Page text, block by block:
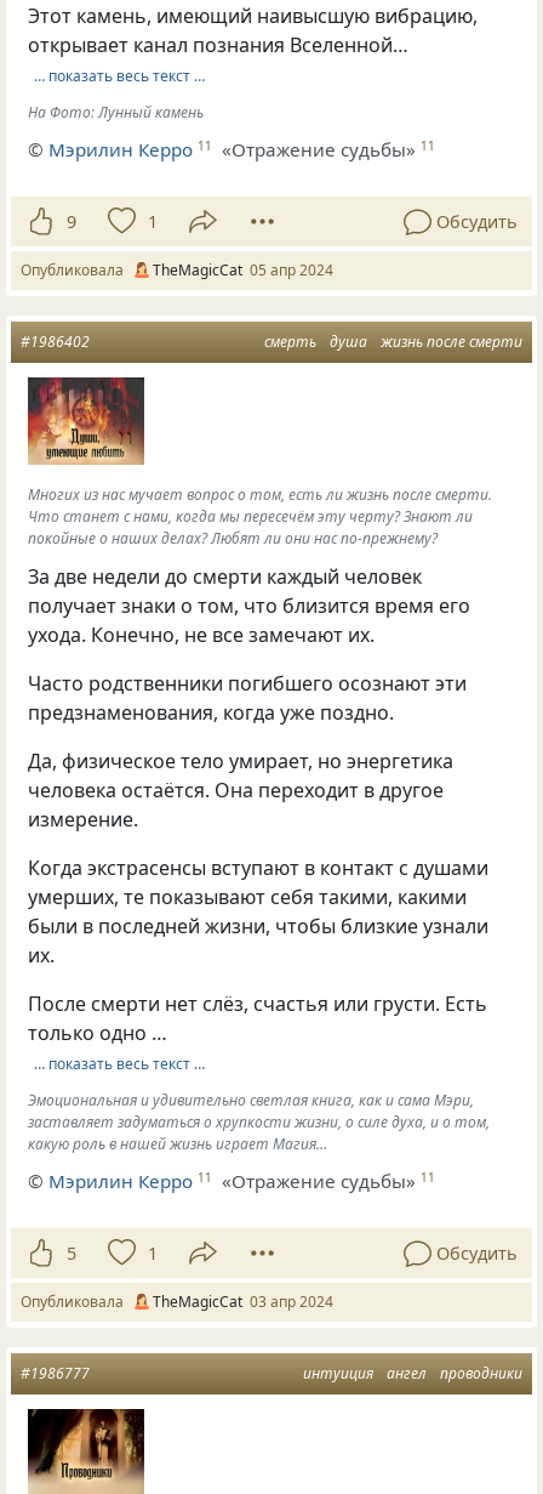
Этот камень, имеющий наивысшую вибрацию,
открывает канал познания Вселенной…
… показать весь текст …
На Фото: Лунный камень
© Мэрилин Керро 11 «Отражение судьбы» 11
9 1 Обсудить
Опубликовала TheMagicCat 05 апр 2024
смерть душа жизнь после смерти
#1986402
Многих из нас мучает вопрос о том, есть ли жизнь после смерти.
Что станет с нами, когда мы пересечём эту черту? Знают ли
покойные о наших делах? Любят ли они нас по-прежнему?
За две недели до смерти каждый человек
получает знаки о том, что близится время его
ухода. Конечно, не все замечают их.
Часто родственники погибшего осознают эти
предзнаменования, когда уже поздно.
Да, физическое тело умирает, но энергетика
человека остаётся. Она переходит в другое
измерение.
Когда экстрасенсы вступают в контакт с душами
умерших, те показывают себя такими, какими
были в последней жизни, чтобы близкие узнали
их.
После смерти нет слёз, счастья или грусти. Есть
только одно …
… показать весь текст …
Эмоциональная и удивительно светлая книга, как и сама Мэри,
заставляет задуматься о хрупкости жизни, о силе духа, и о том,
какую роль в нашей жизнь играет Магия…
© Мэрилин Керро 11 «Отражение судьбы» 11
5 1 Обсудить
Опубликовала TheMagicCat 03 апр 2024
интуиция ангел проводники
#1986777